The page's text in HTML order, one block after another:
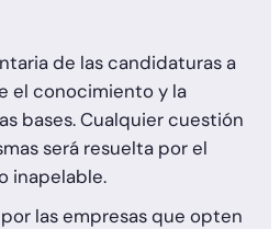
de las candidaturas a
el conocimiento y la
bases. Cualquier cuestión
será resuelta por el
inapelable.
las empresas que opten